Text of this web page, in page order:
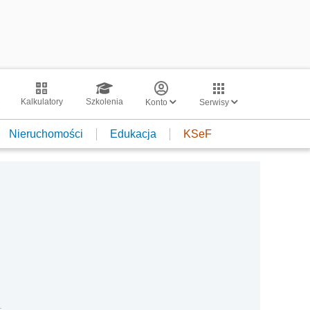
Kalkulatory Szkolenia Konto Serwisy
Nieruchomości Edukacja KSeF